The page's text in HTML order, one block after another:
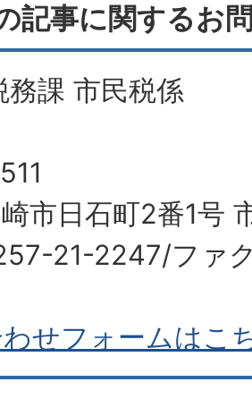
記事に関するお
務課 市民税係
市日石町2番1号
21-2247/ファ
せフォームはこ